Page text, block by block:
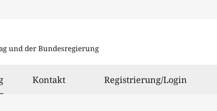
und der Bundesregierung
ausgewählt
Kontakt Registrierung/Login